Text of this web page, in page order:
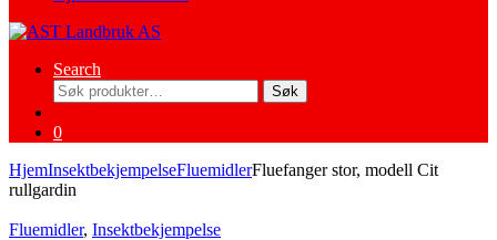
Search
Søk
etter:
Søk
0
HjemInsektbekjempelseFluemidlerFluefanger stor, modell Cit
rullgardin
Fluemidler, Insektbekjempelse